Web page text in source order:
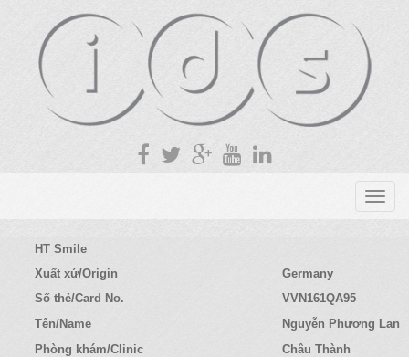
T
n
HT Smile
Xuất xứ/Origin
Germany
Số thẻ/Card No.
VVN161QA95
Tên/Name
Nguyễn Phương Lan
Phòng khám/Clinic
Châu Thành